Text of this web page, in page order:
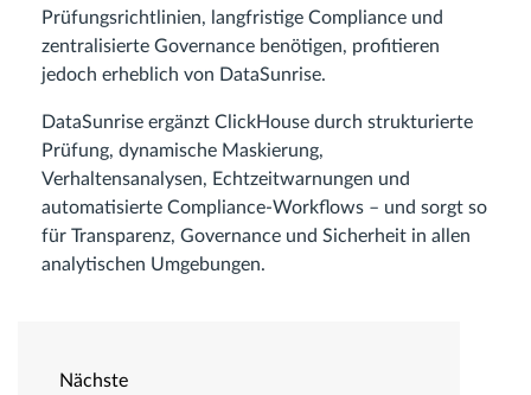
Prüfungsrichtlinien, langfristige Compliance und
zentralisierte Governance benötigen, profitieren
jedoch erheblich von DataSunrise.
DataSunrise ergänzt ClickHouse durch strukturierte
Prüfung, dynamische Maskierung,
Verhaltensanalysen, Echtzeitwarnungen und
automatisierte Compliance-Workflows – und sorgt so
für Transparenz, Governance und Sicherheit in allen
analytischen Umgebungen.
Nächste